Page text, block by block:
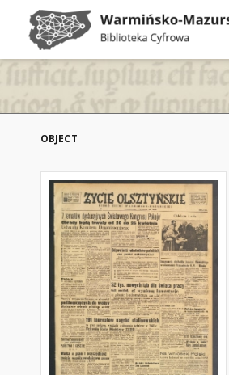
OBJECT